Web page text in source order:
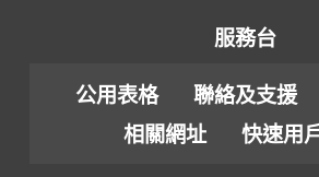
服務台
公用表格 聯絡及支援
相關網址
快速用